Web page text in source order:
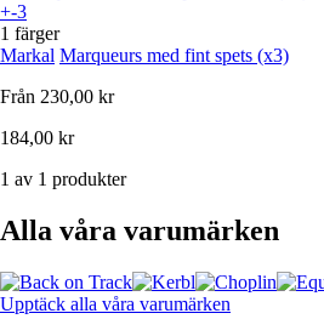
+-3
1 färger
Markal Marqueurs med fint spets (x3)
Från 230,00 kr
184,00 kr
1 av 1 produkter
Alla våra varumärken
Upptäck alla våra varumärken